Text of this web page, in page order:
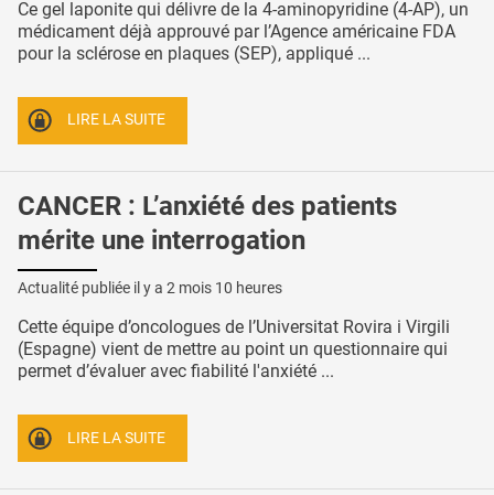
Ce gel laponite qui délivre de la 4-aminopyridine (4-AP), un
médicament déjà approuvé par l’Agence américaine FDA
pour la sclérose en plaques (SEP), appliqué ...
LIRE LA SUITE
CANCER : L’anxiété des patients
mérite une interrogation
Actualité publiée il y a 2 mois 10 heures
Cette équipe d’oncologues de l’Universitat Rovira i Virgili
(Espagne) vient de mettre au point un questionnaire qui
permet d’évaluer avec fiabilité l'anxiété ...
LIRE LA SUITE